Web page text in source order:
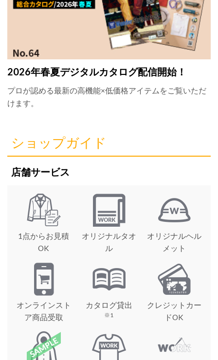
2026年春夏デジタルカタログ配信開始！
プロが認める最新の高機能×低価格アイテムをご覧いただ
けます。
ショップガイド
店舗サービス
1点からお見積
OK
オリジナルタオ
ル
オリジナルヘル
メット
オンラインスト
ア商品受取
カタログ貸出
※1
クレジットカー
ドOK